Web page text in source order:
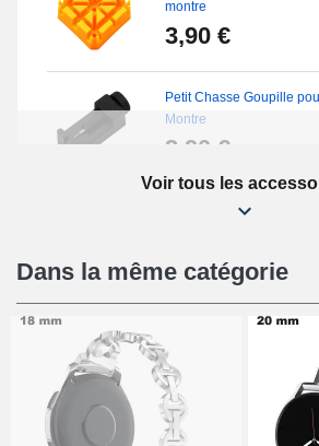
montre
3,90 €
Petit Chasse Goupille
Montre
3,90 €
Chasses Goupille Long
19,08 €
Chasse-Goupille Montre
4,90 €
Outil Changement Bracelet
Voir tous les
Dans la même catégorie